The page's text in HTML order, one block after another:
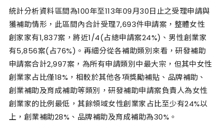
統計分析資料區間為100年至113年09月30日止之受理申請與
獲補助情形，此區間內合計受理7,693件申請案，整體女性
創家家有1,837案，將近1/4(占總申請案24%)、男性創業家
有5,856案(占76%)。再細分從各補助類別來看，研發補助
申請案合計2,997案，為所有申請類別中最大宗，但其中女性
創業家占比僅18%，相較於其他各項獎勵補貼、品牌補助、
創業補助及育成補助等類別，研發補助申請案負責人為女性
創業家的比例最低，其餘領域女性創業家占比至少有24%以
上，創業補助28%、品牌補助及育成補助為30%。